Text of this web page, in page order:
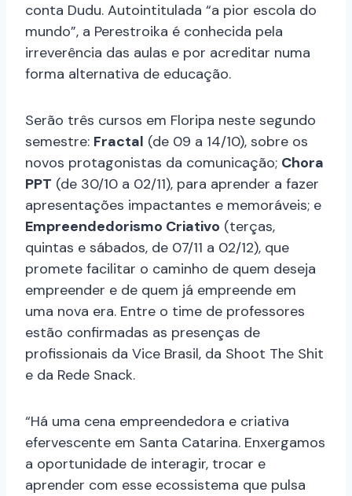
conta Dudu. Autointitulada “a pior escola do
mundo”, a Perestroika é conhecida pela
irreverência das aulas e por acreditar numa
forma alternativa de educação.
Serão três cursos em Floripa neste segundo
semestre: Fractal (de 09 a 14/10), sobre os
novos protagonistas da comunicação; Chora
PPT (de 30/10 a 02/11), para aprender a fazer
apresentações impactantes e memoráveis; e
Empreendedorismo Criativo (terças,
quintas e sábados, de 07/11 a 02/12), que
promete facilitar o caminho de quem deseja
empreender e de quem já empreende em
uma nova era. Entre o time de professores
estão confirmadas as presenças de
profissionais da Vice Brasil, da Shoot The Shit
e da Rede Snack.
“Há uma cena empreendedora e criativa
efervescente em Santa Catarina. Enxergamos
a oportunidade de interagir, trocar e
aprender com esse ecossistema que pulsa